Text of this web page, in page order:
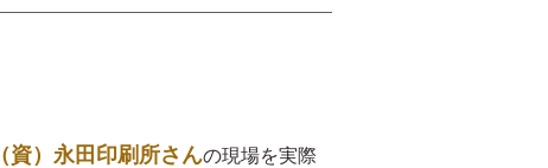
（資）永田印刷所さんの現場を実際